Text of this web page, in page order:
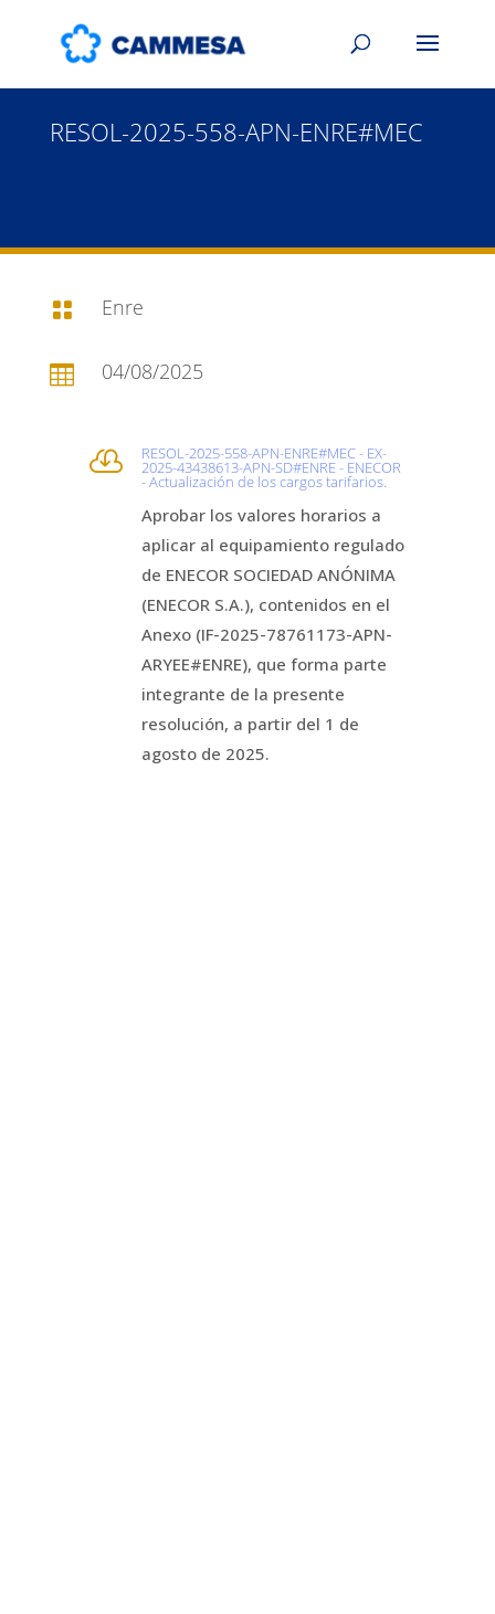
RESOL-2025-558-APN-ENRE#MEC
 Enre
 04/08/2025
 RESOL-2025-558-APN-ENRE#MEC - EX-
2025-43438613-APN-SD#ENRE - ENECOR
- Actualización de los cargos tarifarios.
Aprobar los valores horarios a
aplicar al equipamiento regulado
de ENECOR SOCIEDAD ANÓNIMA
(ENECOR S.A.), contenidos en el
Anexo (IF-2025-78761173-APN-
ARYEE#ENRE), que forma parte
integrante de la presente
resolución, a partir del 1 de
agosto de 2025.